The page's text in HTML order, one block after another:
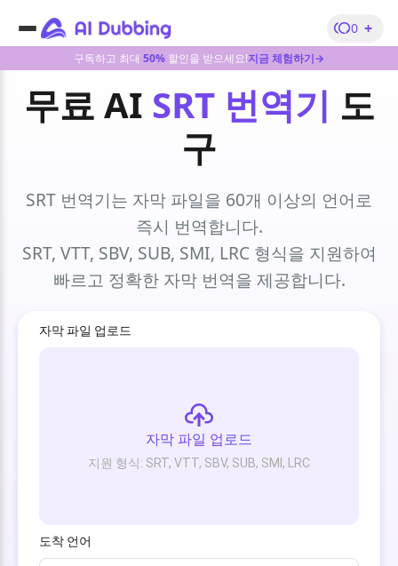
구독하고 최대 50% 할인을 받으세요!지금 체험하기→
0 +
무료 AI SRT 번역기 도
구
SRT 번역기는 자막 파일을 60개 이상의 언어로
즉시 번역합니다.
SRT, VTT, SBV, SUB, SMI, LRC 형식을 지원하여
빠르고 정확한 자막 번역을 제공합니다.
자막 파일 업로드
자막 파일 업로드
지원 형식: SRT, VTT, SBV, SUB, SMI, LRC
도착 언어